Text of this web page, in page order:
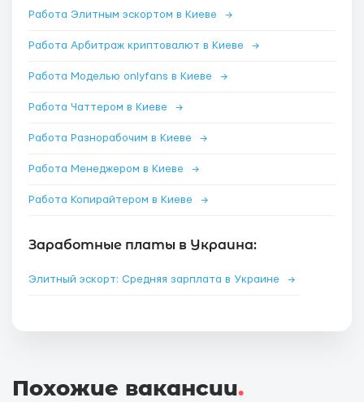
Работа Элитным эскортом в Киеве →
Работа Арбитраж криптовалют в Киеве →
Работа Моделью onlyfans в Киеве →
Работа Чаттером в Киеве →
Работа Разнорабочим в Киеве →
Работа Менеджером в Киеве →
Работа Копирайтером в Киеве →
Заработные платы в Украина:
Элитный эскорт: Средняя зарплата в Украине →
Похожие вакансии.